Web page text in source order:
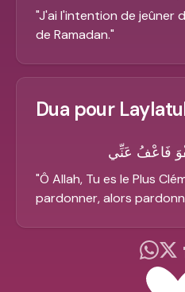
"J'ai l'intention de jeûner
de Ramadan."
Dua pour
فَاعْفُ عَنِّي
"Ô Allah, Tu es le Plus
pardonner, alors